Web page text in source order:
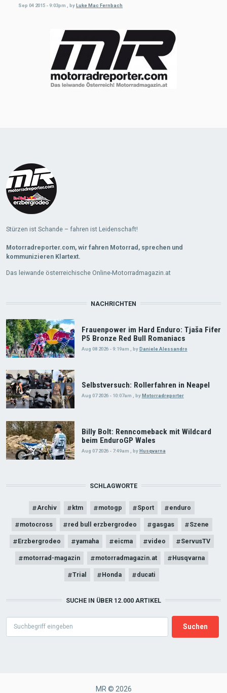
Sep 04 2015 - 9:03pm byLuke Mac Fernbach
Stürzen ist Schande – fahren ist Leidenschaft!
Motorradreporter.com, wir fahren Motorrad, sprechen und
kommunizieren Klartext.
Das leiwande österreichische Online-Motorradmagazin.at
NACHRICHTEN
Frauenpower im Hard Enduro: Tjaša Fifer
P5 Bronze Red Bull Romaniacs
Aug 08 2026 - 9:19am byDaniele Alessandro
Selbstversuch: Rollerfahren in Neapel
Aug 07 2026 - 10:07am byMotorradreporter
Billy Bolt: Renncomeback mit Wildcard
beim EnduroGP Wales
Aug 07 2026 - 7:49am byHusqvarna
SCHLAGWORTE
Archiv ktm motogp Sport enduro
motocross red bull erzbergrodeo gasgas Szene
Erzbergrodeo yamaha eicma video ServusTV
motorrad-magazin motorradmagazin.at Husqvarna
Trial Honda ducati
SUCHE IN ÜBER 12.000 ARTIKEL
MR © 2026